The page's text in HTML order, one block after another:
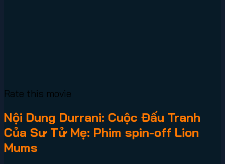
Rate this movie
Nội Dung Durrani: Cuộc Đấu Tranh
Của Sư Tử Mẹ: Phim spin-off Lion
Mums